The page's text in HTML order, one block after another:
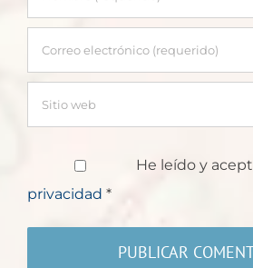
He leído y
privacidad *